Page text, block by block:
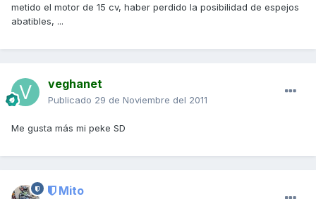
metido el motor de 15 cv, haber perdido la posibilidad de espejos
abatibles, ...
veghanet
Publicado 29 de Noviembre del 2011
Me gusta más mi peke SD
Mito